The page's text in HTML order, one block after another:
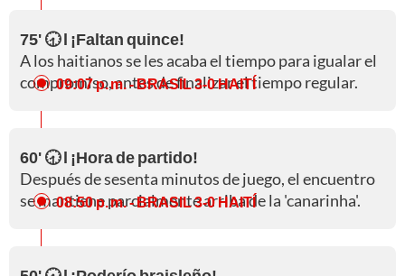
75' 🕣 l ¡Faltan quince!
A los haitianos se les acaba el tiempo para igualar el
compromiso, antes de finalizar el tiempo regular.
09:07 p. m.- BRASIL 3-0 HAITÍ
60' 🕣 l ¡Hora de partido!
Después de sesenta minutos de juego, el encuentro
se mantiene parcialmente arriba de la 'canarinha'.
08:50 p. m.- BRASIL 3-0 HAITÍ